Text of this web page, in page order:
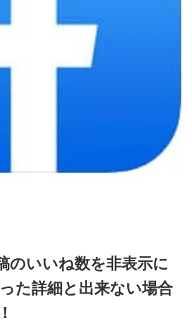
のいいね数を非表示に
た詳細と出来ない場合